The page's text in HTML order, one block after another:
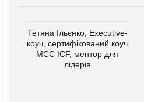
Тетяна Ільєнко, Executive-
коуч, сертифікований коуч
МСС ICF, ментор для
лідерів